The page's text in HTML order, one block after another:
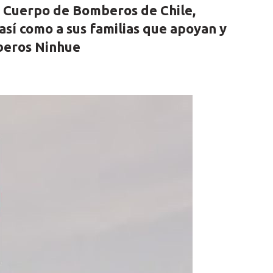
de Bomberos de Chile,
como a sus familias que apoyan y
Ninhue